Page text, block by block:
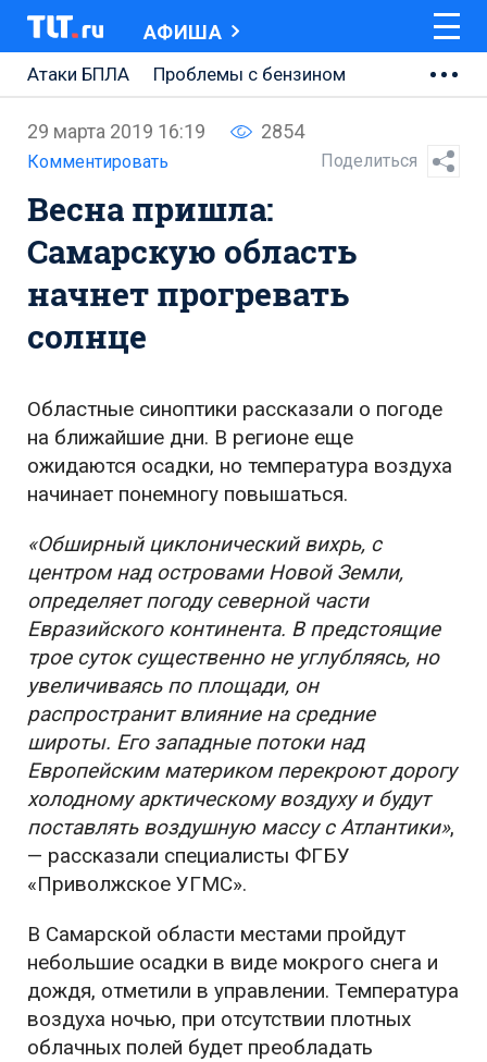
АФИША
Атаки БПЛА
Проблемы с бензином
Ремонт Центральной площади
Ремонт Обводного шоссе
Набережная Тольятти
Неделя Тольятти
29 марта 2019 16:19 2854
Комментировать Поделиться
Весна пришла:
Самарскую область
начнет прогревать
солнце
Областные синоптики рассказали о погоде
на ближайшие дни. В регионе еще
ожидаются осадки, но температура воздуха
начинает понемногу повышаться.
«Обширный циклонический вихрь, с
центром над островами Новой Земли,
определяет погоду северной части
Евразийского континента. В предстоящие
трое суток существенно не углубляясь, но
увеличиваясь по площади, он
распространит влияние на средние
широты. Его западные потоки над
Европейским материком перекроют дорогу
холодному арктическому воздуху и будут
поставлять воздушную массу с Атлантики»,
— рассказали специалисты ФГБУ
«Приволжское УГМС».
В Самарской области местами пройдут
небольшие осадки в виде мокрого снега и
дождя, отметили в управлении. Температура
воздуха ночью, при отсутствии плотных
облачных полей будет преобладать